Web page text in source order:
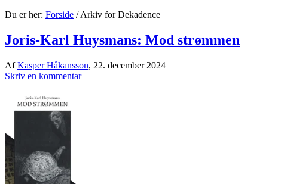
Du er her: Forside /Arkiv for Dekadence
Joris-Karl Huysmans: Mod strømmen
AfKasper Håkansson, 22. december 2024
Skriv en kommentar